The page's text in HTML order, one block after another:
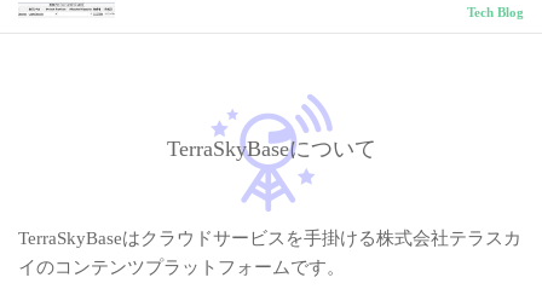
Tech Blog
TerraSkyBaseについて
TerraSkyBaseはクラウドサービスを手掛ける株式会社テラスカ
イのコンテンツプラットフォームです。